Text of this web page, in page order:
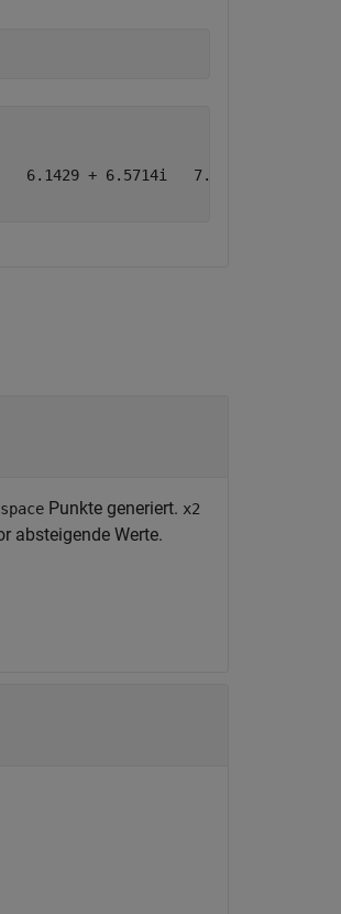
6.1429 + 6.5714i   7.4286 +
Punkte generiert. x2
absteigende Werte.